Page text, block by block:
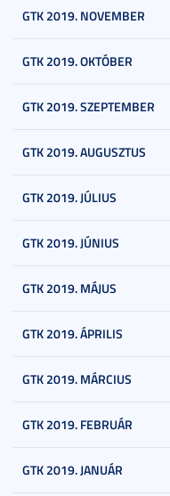
GTK 2019. NOVEMBER
GTK 2019. OKTÓBER
GTK 2019. SZEPTEMBER
GTK 2019. AUGUSZTUS
GTK 2019. JÚLIUS
GTK 2019. JÚNIUS
GTK 2019. MÁJUS
GTK 2019. ÁPRILIS
GTK 2019. MÁRCIUS
GTK 2019. FEBRUÁR
GTK 2019. JANUÁR